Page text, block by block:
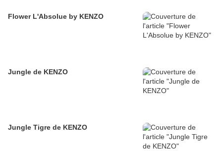
Flower L'Absolue by KENZO
Jungle de KENZO
Jungle Tigre de KENZO